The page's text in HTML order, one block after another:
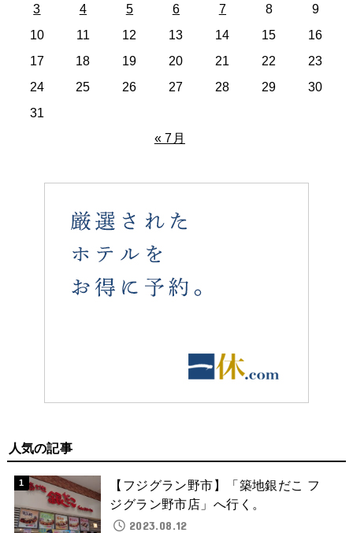
3
4 5 6 7 8
9
10
11 12 13 14 15
16
17
18 19 20 21 22
23
24
25 26 27 28 29
30
31
« 7月
人気の記事
【フジグラン野市】「築地銀だこ フ
ジグラン野市店」へ行く。
2023.08.12